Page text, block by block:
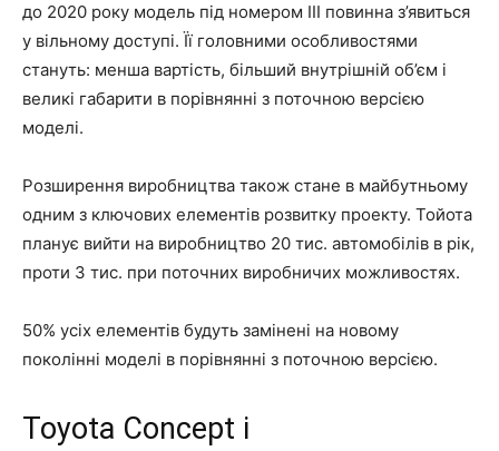
до 2020 року модель під номером III повинна з’явиться
у вільному доступі. Її головними особливостями
стануть: менша вартість, більший внутрішній об’єм і
великі габарити в порівнянні з поточною версією
моделі.
Розширення виробництва також стане в майбутньому
одним з ключових елементів розвитку проекту. Тойота
планує вийти на виробництво 20 тис. автомобілів в рік,
проти 3 тис. при поточних виробничих можливостях.
50% усіх елементів будуть замінені на новому
поколінні моделі в порівнянні з поточною версією.
Toyota Concept i